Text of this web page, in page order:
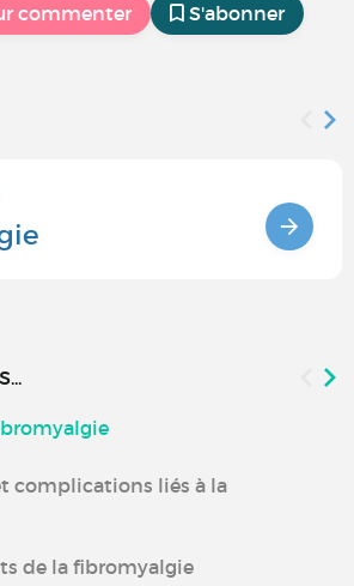
commenter S'abonner
complications liés à la
de la fibromyalgie